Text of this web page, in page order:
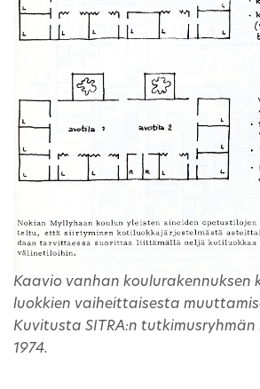
Kaavio vanhan koulurakennuksen
luokkien vaiheittaisesta
Kuvitusta SITRA:n
1974.